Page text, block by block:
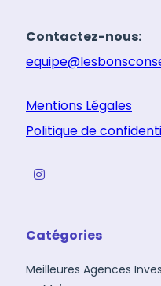
Contactez-nous:
Mentions Légales
Politique de
Catégories
Meilleures Agences